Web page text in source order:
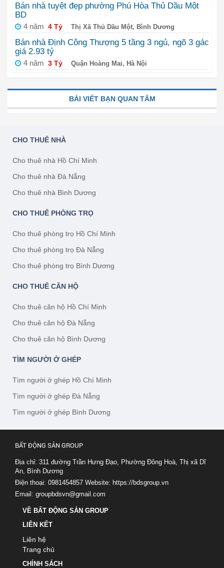
Bán nhà tuyệt đẹp phường Phú Hòa Thủ Dầu Một
BD
4 năm 4 Tỷ Thị Xã Thủ Dầu Một, Bình Dương
Bán nhà Định Công Thượng 5 tầng 3 ngủ, ngõ 3 gác
giá 2.93 tỷ
4 năm 3 Tỷ Quận Hoàng Mai, Hà Nội
BÀI VIẾT BẠN QUAN TÂM
CHO THUÊ NHÀ
Cho thuê nhà Hồ Chí Minh
Cho thuê nhà Đà Nẵng
Cho thuê nhà Bình Dương
CHO THUÊ PHÒNG TRỌ
Cho thuê phòng trọ Hồ Chí Minh
Cho thuê phòng trọ Đà Nẵng
Cho thuê phòng trọ Bình Dương
CHO THUÊ CĂN HỘ
Cho thuê căn hộ Hồ Chí Minh
Cho thuê căn hộ Đà Nẵng
Cho thuê căn hộ Bình Dương
TÌM NGƯỜI Ở GHÉP
Tìm người ở ghép Hồ Chí Minh
Tìm người ở ghép Đà Nẵng
Tìm người ở ghép Bình Dương
BẤT ĐỘNG SẢN GROUP
Địa chỉ: 311 đường Trần Hưng Đạo, Phường Đông Hoà, Thị xã Dĩ
An, Bình Dương
Điện thoại: 0981454857 Website: https://bdsgroup.vn
Email: groupbdsvn@gmail.com
VỀ BẤT ĐỘNG SẢN GROUP
LIÊN KẾT
Liên hệ
Trang chủ
CHÍNH SÁCH